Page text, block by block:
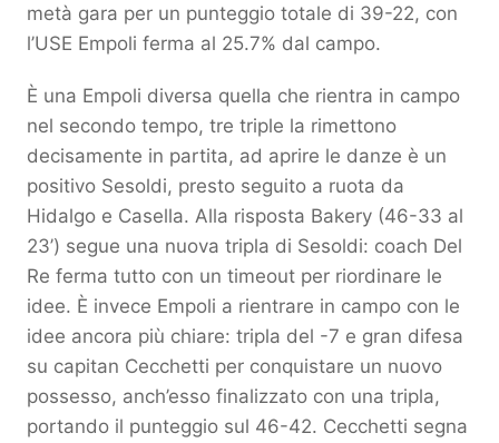
metà gara per un punteggio totale di 39-22, con
l’USE Empoli ferma al 25.7% dal campo.
È una Empoli diversa quella che rientra in campo
nel secondo tempo, tre triple la rimettono
decisamente in partita, ad aprire le danze è un
positivo Sesoldi, presto seguito a ruota da
Hidalgo e Casella. Alla risposta Bakery (46-33 al
23’) segue una nuova tripla di Sesoldi: coach Del
Re ferma tutto con un timeout per riordinare le
idee. È invece Empoli a rientrare in campo con le
idee ancora più chiare: tripla del -7 e gran difesa
su capitan Cecchetti per conquistare un nuovo
possesso, anch’esso finalizzato con una tripla,
portando il punteggio sul 46-42. Cecchetti segna